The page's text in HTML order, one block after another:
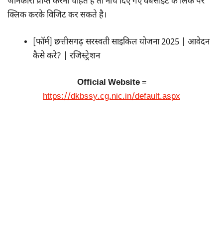
क्लिक करके विजिट कर सकते है।
[फॉर्म] छत्तीसगढ़ सरस्वती साइकिल योजना 2025 | आवेदन
कैसे करे? | रजिस्ट्रेशन
Official Website=
https://dkbssy.cg.nic.in/default.aspx